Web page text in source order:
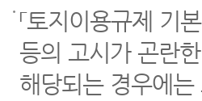
「토지이용규제 기
등의 고시가 곤란
해당되는 경우에